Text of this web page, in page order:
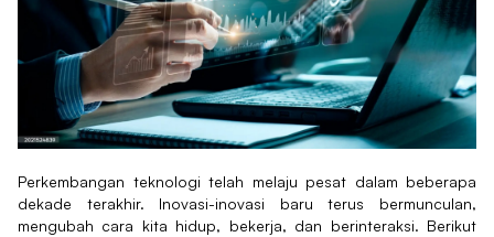
Perkembangan teknologi telah melaju pesat dalam beberapa
dekade terakhir. Inovasi-inovasi baru terus bermunculan,
mengubah cara kita hidup, bekerja, dan berinteraksi. Berikut